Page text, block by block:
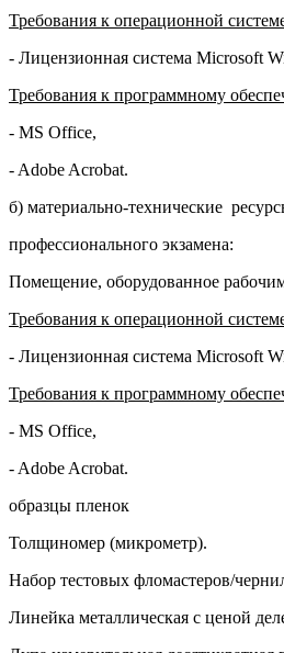
Требования к операционной
- Лицензионная система Microsoft
Требования к программному
- MS Office,
- Adobe Acrobat.
б) материально-технические
профессионального экзамена:
Помещение, оборудованное
Требования к операционной
- Лицензионная система Microsoft
Требования к программному
- MS Office,
- Adobe Acrobat.
образцы пленок
Толщиномер (микрометр).
Набор тестовых фломастеров/
Линейка металлическая с ценой